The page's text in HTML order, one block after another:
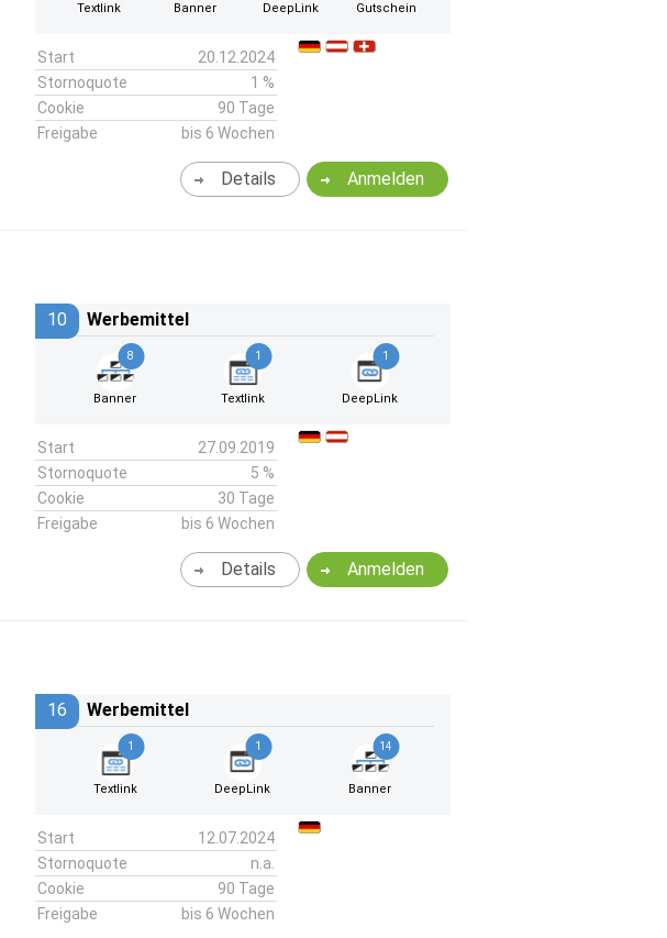
Textlink Banner DeepLink Gutschein
Start
20.12.2024
Stornoquote
1 %
Cookie
90 Tage
Freigabe
bis 6 Wochen
Anmelden
Details
10 Werbemittel
8
Banner
1
Textlink
1
DeepLink
Start
27.09.2019
Stornoquote
5 %
Cookie
30 Tage
Freigabe
bis 6 Wochen
Anmelden
Details
16 Werbemittel
1
Textlink
1
DeepLink
14
Banner
Start
12.07.2024
Stornoquote
n.a.
Cookie
90 Tage
Freigabe
bis 6 Wochen